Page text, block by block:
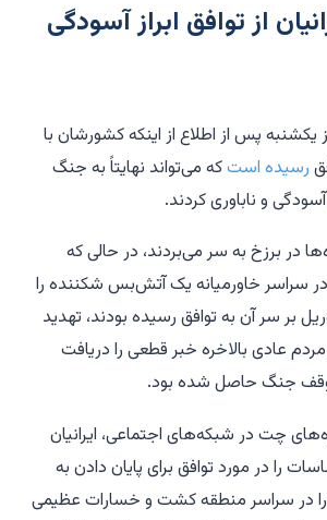
از توافق ابراز آسودگی
یکشنبه پس از اطلاع از اینکه کشورشان با
رسیده استکه می‌تواند نهایتاً به جنگ
و ناباوری کردند.
در برزخ به سر می‌بردند، در حالی که
سراسر خاورمیانه یک آتش‌بس شکننده را
بر سر آن به توافق رسیده بودند، تهدید
عادی بالاخره خبر قطعی را دریافت
توقف جنگ حاصل شده بود.
چت در شبکه‌های اجتماعی، ایرانیان
را در مورد توافق برای پایان دادن به
را در سراسر منطقه کشت و خسارات عظیمی